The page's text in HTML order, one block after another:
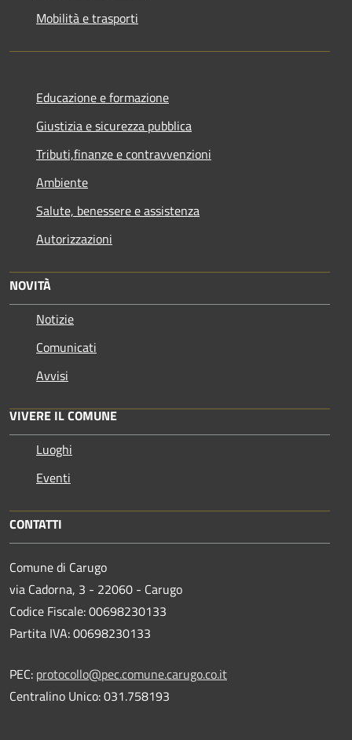
Mobilità e trasporti
Educazione e formazione
Giustizia e sicurezza pubblica
Tributi,finanze e contravvenzioni
Ambiente
Salute, benessere e assistenza
Autorizzazioni
NOVITÀ
Notizie
Comunicati
Avvisi
VIVERE IL COMUNE
Luoghi
Eventi
CONTATTI
Comune di Carugo
via Cadorna, 3 - 22060 - Carugo
Codice Fiscale: 00698230133
Partita IVA: 00698230133
PEC: protocollo@pec.comune.carugo.co.it
Centralino Unico: 031.758193